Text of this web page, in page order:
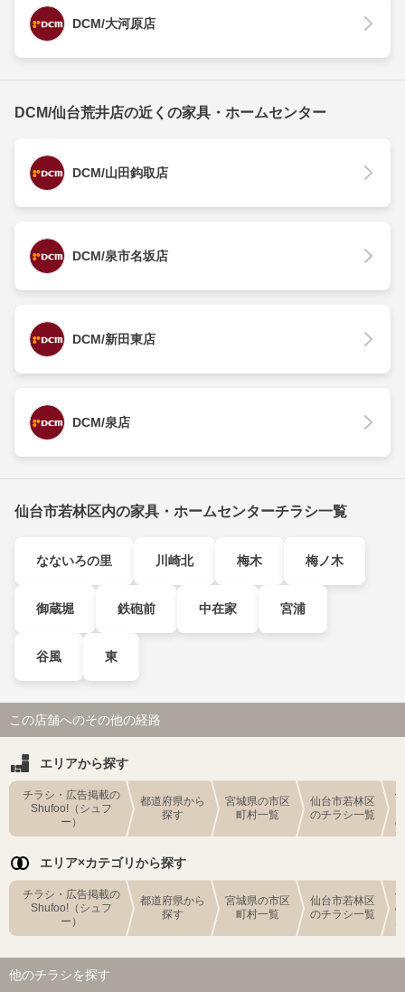
DCM/大河原店
DCM/仙台荒井店の近くの家具・ホームセンター
DCM/山田鈎取店
DCM/泉市名坂店
DCM/新田東店
DCM/泉店
仙台市若林区内の家具・ホームセンターチラシ一覧
なないろの里 川崎北 梅木 梅ノ木
御蔵堀 鉄砲前 中在家 宮浦
谷風 東
この店舗へのその他の経路
エリアから探す
チラシ・広告掲載の
Shufoo!（シュフ
ー）
都道府県から
探す
宮城県の市区
町村一覧
仙台市若林区
のチラシ一覧
エリア×カテゴリから探す
チラシ・広告掲載の
Shufoo!（シュフ
ー）
都道府県から
探す
宮城県の市区
町村一覧
仙台市若林区
のチラシ一覧
他のチラシを探す